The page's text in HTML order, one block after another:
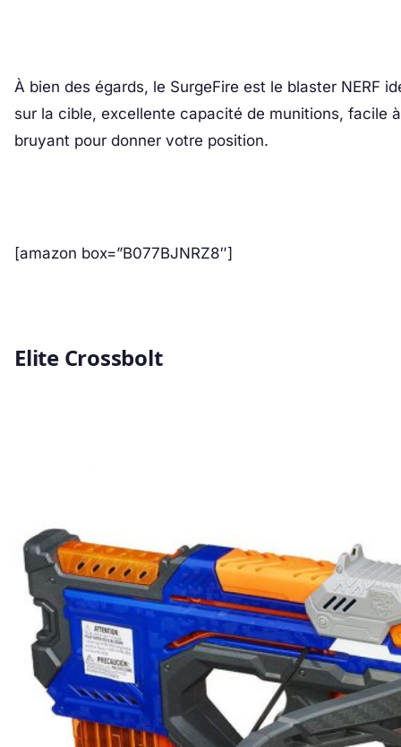
À bien des égards, le SurgeFire est le blaster NERF
sur la cible, excellente capacité de munitions, facile
bruyant pour donner votre position.
[amazon box=”B077BJNRZ8″]
Elite Crossbolt